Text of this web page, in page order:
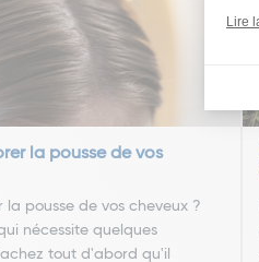
la pousse de vos
la pousse de vos cheveux ?
nécessite quelques
tout d'abord qu'il